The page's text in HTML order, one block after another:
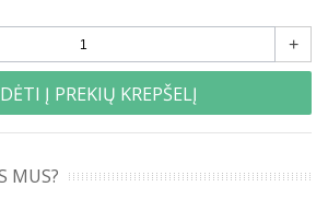
+
Į PREKIŲ KREPŠELĮ
MUS?